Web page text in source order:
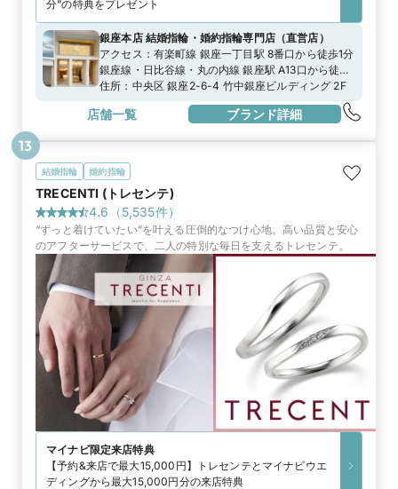
分”の特典をプレゼント
銀座本店 結婚指輪・婚約指輪専門店（直営店 ）
アクセス： 有楽町線 銀座一丁目駅 8番口から徒歩1分
銀座線・日比谷線・丸の内線 銀座駅 A13口から徒歩
3分日比谷線 東銀座駅 A8口から徒歩6分
住所： 中央区 銀座2-6-4 竹中銀座ビルディング 2F
店舗一覧 ブランド詳細
結婚指輪 婚約指輪
TRECENTI (トレセンテ)
4.6 （5,535件）
“ずっと着けていたい”を叶える圧倒的なつけ心地。高い品質と安心
のアフターサービスで、二人の特別な毎日を支えるトレセンテ。
マイナビ限定来店特典
【予約&来店で最大15,000円】トレセンテとマイナビウエ
ディングから最大15,000円分の来店特典
13